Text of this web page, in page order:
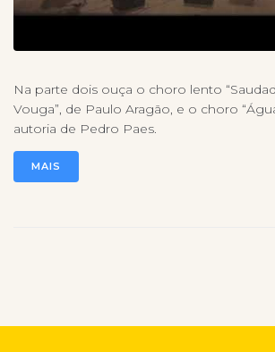
Na parte dois ouça o choro lento
Vouga”, de Paulo Aragão, e o choro
autoria de Pedro Paes.
MAIS